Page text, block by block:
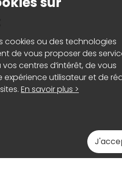
cookies ou des technologies
de vous proposer des
centres d’intérêt, de vous
expérience utilisateur et de
En savoir plus >